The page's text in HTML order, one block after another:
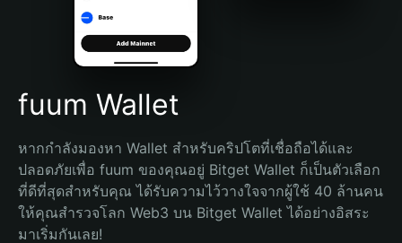
Português (Brasil)
Español (Argentina)
fuum Wallet
หากกำลังมองหา Wallet สำหรับคริปโตที่เชื่อถือได้และ
ปลอดภัยเพื่อ fuum ของคุณอยู่ Bitget Wallet ก็เป็นตัวเลือก
ที่ดีที่สุดสำหรับคุณ ได้รับความไว้วางใจจากผู้ใช้ 40 ล้านคน
ให้คุณสำรวจโลก Web3 บน Bitget Wallet ได้อย่างอิสระ
มาเริ่มกันเลย!